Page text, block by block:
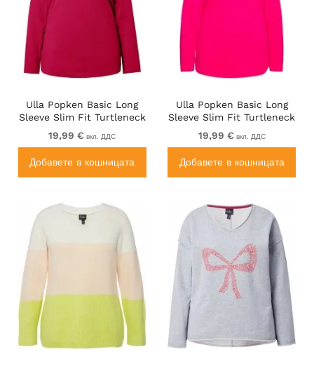
Ulla Popken Basic Long
Sleeve Slim Fit Turtleneck
Red
19,99 € вкл. ДДС
Добавете в кошницата
Ulla Popken Basic Long
Sleeve Slim Fit Turtleneck
Red Pink
19,99 € вкл. ДДС
Добавете в кошницата